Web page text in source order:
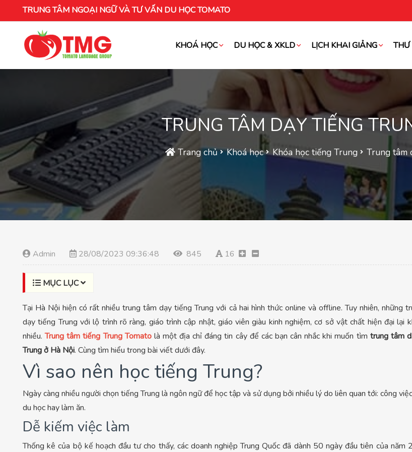
TRUNG TÂM NGOẠI NGỮ VÀ TƯ VẤN DU HỌC TOMATO
KHOÁ HỌC DU HỌC & XKLD LỊCH KHAI GIẢNG THƯ
TRUNG TÂM DẠY TIẾNG
Trang chủ Khoá học Khóa học tiếng Trung Trung tâm
Admin 28/08/2023 09:36:48 845 16
MỤC LỤC
Tại Hà Nội hiện có rất nhiều trung tâm dạy tiếng Trung với cả hai hình thức online và offline. Tuy nhiên, những
dạy tiếng Trung với lộ trình rõ ràng, giáo trình cập nhật, giáo viên giàu kinh nghiệm, cơ sở vật chất hiện đại lại
nhiều.Trung tâm tiếng Trung Tomatolà một địa chỉ đáng tin cây để các bạn cân nhắc khi muốn tìm trung tâm
Trung ở Hà Nội. Cùng tìm hiểu trong bài viết dưới đây.
Vì sao nên học tiếng Trung?
Ngày càng nhiều người chọn tiếng Trung là ngôn ngữ để học tập và sử dụng bởi nhiều lý do liên quan tới: công
du học hay làm ăn.
Dễ kiếm việc làm
Thống kê của bộ kế hoạch đầu tư cho thấy, các doanh nghiệp Trung Quốc đã dành 50 ngày đầu tiên của năm